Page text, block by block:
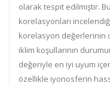
olarak tespit edilmiştir.
korelasyonları
korelasyon değerlerinin
iklim koşullarının
değeriyle en iyi uyum
özellikle iyonosferin